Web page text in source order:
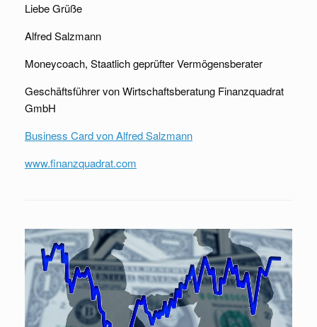
Liebe Grüße
Alfred Salzmann
Moneycoach, Staatlich geprüfter Vermögensberater
Geschäftsführer von Wirtschaftsberatung Finanzquadrat
GmbH
Business Card von Alfred Salzmann
www.finanzquadrat.com